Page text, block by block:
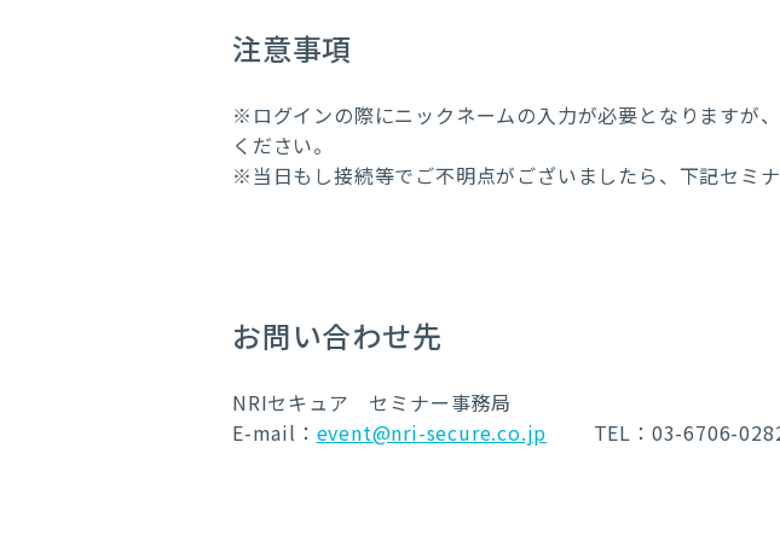
注意事項
※ログインの際にニックネームの入力が必要となりますが
ください。
※当日もし接続等でご不明点がございましたら、下記セミ
お問い合わせ先
NRIセキュア セミナー事務局
E-mail： event@nri-secure.co.jp TEL：03-6706-